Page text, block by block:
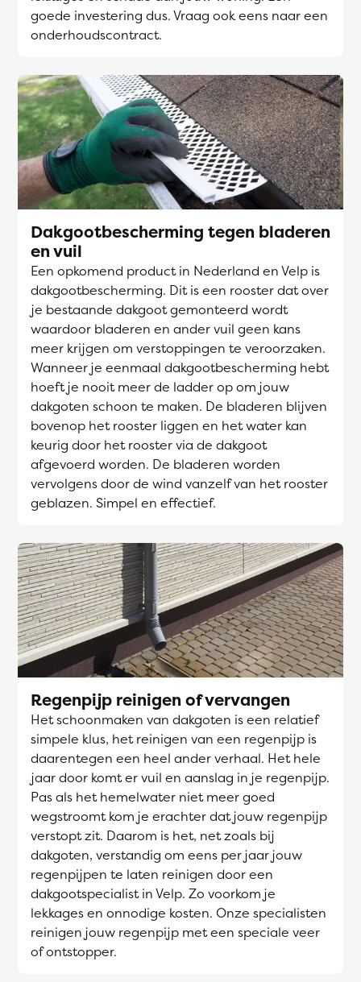
goede investering dus. Vraag ook eens naar een
onderhoudscontract.
Dakgootbescherming tegen bladeren
en vuil
Een opkomend product in Nederland en Velp is
dakgootbescherming. Dit is een rooster dat over
je bestaande dakgoot gemonteerd wordt
waardoor bladeren en ander vuil geen kans
meer krijgen om verstoppingen te veroorzaken.
Wanneer je eenmaal dakgootbescherming hebt
hoeft je nooit meer de ladder op om jouw
dakgoten schoon te maken. De bladeren blijven
bovenop het rooster liggen en het water kan
keurig door het rooster via de dakgoot
afgevoerd worden. De bladeren worden
vervolgens door de wind vanzelf van het rooster
geblazen. Simpel en effectief.
Regenpijp reinigen of vervangen
Het schoonmaken van dakgoten is een relatief
simpele klus, het reinigen van een regenpijp is
daarentegen een heel ander verhaal. Het hele
jaar door komt er vuil en aanslag in je regenpijp.
Pas als het hemelwater niet meer goed
wegstroomt kom je erachter dat jouw regenpijp
verstopt zit. Daarom is het, net zoals bij
dakgoten, verstandig om eens per jaar jouw
regenpijpen te laten reinigen door een
dakgootspecialist in Velp. Zo voorkom je
lekkages en onnodige kosten. Onze specialisten
reinigen jouw regenpijp met een speciale veer
of ontstopper.